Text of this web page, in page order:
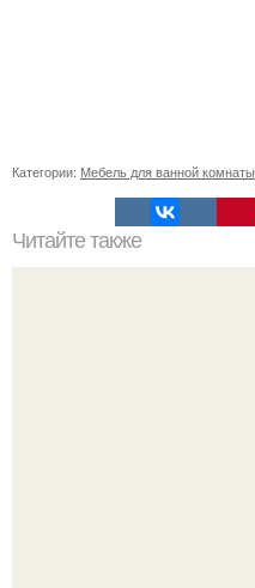
Категории: Мебель для ванной комнаты
Читайте также